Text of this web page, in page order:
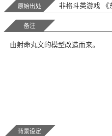
原始出处 非格斗类游戏 《
备注
由射命丸文的模型改造而来。
背景设定